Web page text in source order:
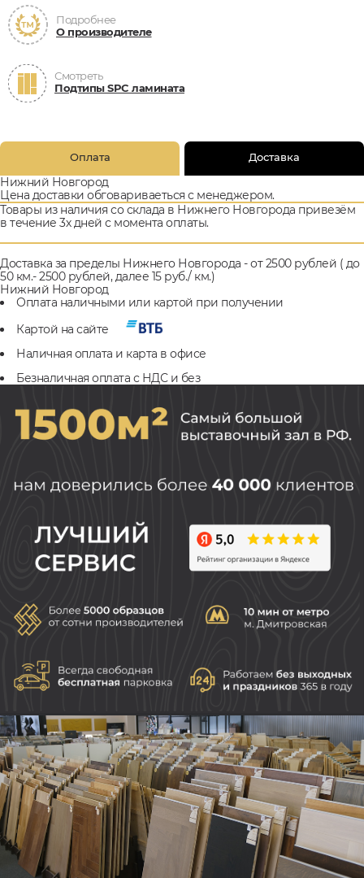
Подробнее
О производителе
Смотреть
Подтипы SPC ламината
Оплата Доставка
Нижний Новгород
Цена доставки обговариваеться с менеджером.
Товары из наличия со склада в Нижнего Новгорода привезём
в течение 3х дней с момента оплаты.
Доставка за пределы Нижнего Новгорода - от 2500 рублей ( до
50 км.- 2500 рублей, далее 15 руб./ км.)
Нижний Новгород
Оплата наличными или картой при получении
Картой на сайте
Наличная оплата и карта в офисе
Безналичная оплата с НДС и без